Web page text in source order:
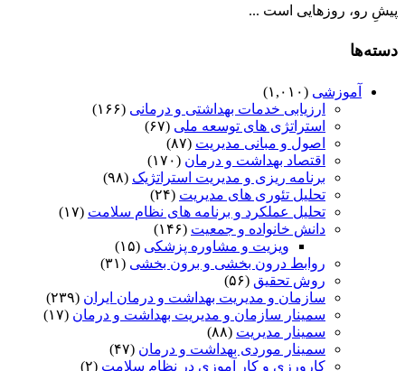
پیشِ رو، روزهایی است ...
دسته‌ها
آموزشی (۱,۰۱۰)
ارزیابی خدمات بهداشتی و درمانی (۱۶۶)
استراتژی های توسعه ملی (۶۷)
اصول و مبانی مدیریت (۸۷)
اقتصاد بهداشت و درمان (۱۷۰)
برنامه ریزی و مدیریت استراتژیک (۹۸)
تحلیل تئوری های مدیریت (۲۴)
تحلیل عملکرد و برنامه های نظام سلامت (۱۷)
دانش خانواده و جمعیت (۱۴۶)
ویزیت و مشاوره پزشکی (۱۵)
روابط درون بخشی و برون بخشی (۳۱)
روش تحقیق (۵۶)
سازمان و مدیریت بهداشت و درمان ایران (۲۳۹)
سمینار سازمان و مدیریت بهداشت و درمان (۱۷)
سمینار مدیریت (۸۸)
سمینار موردی بهداشت و درمان (۴۷)
کارورزی و کار آموزی در نظام سلامت (۲)